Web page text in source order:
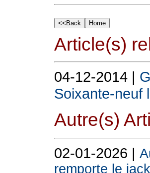
Article(s)
04-12-2014 |
Soixante-neuf
Autre(s)
02-01-2026 |
remporte le